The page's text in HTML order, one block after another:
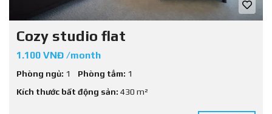
Cozy studio flat
1.100 VNĐ /month
Phòng ngủ: 1 Phòng tắm: 1
Kích thước bất động sản: 430 m²